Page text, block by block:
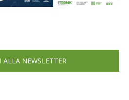
ALLA NEWSLETTER